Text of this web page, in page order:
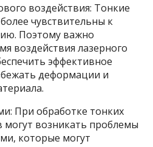
воздействия: Тонкие
чувствительны к
Поэтому важно
воздействия лазерного
эффективное
деформации и
При обработке тонких
могут возникать проблемы
которые могут